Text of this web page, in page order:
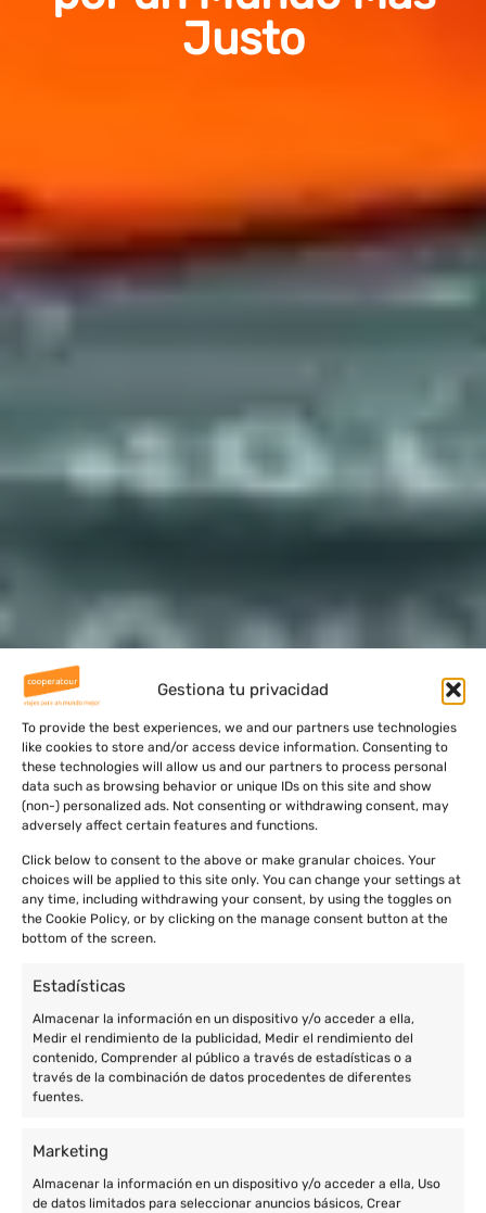
Gestiona tu privacidad
To provide the best experiences, we and our partners use technologies
like cookies to store and/or access device information. Consenting to
these technologies will allow us and our partners to process personal
data such as browsing behavior or unique IDs on this site and show
(non-) personalized ads. Not consenting or withdrawing consent, may
adversely affect certain features and functions.
Click below to consent to the above or make granular choices. Your
choices will be applied to this site only. You can change your settings at
any time, including withdrawing your consent, by using the toggles on
the Cookie Policy, or by clicking on the manage consent button at the
bottom of the screen.
Estadísticas
Almacenar la información en un dispositivo y/o acceder a ella,
Medir el rendimiento de la publicidad, Medir el rendimiento del
contenido, Comprender al público a través de estadísticas o a
través de la combinación de datos procedentes de diferentes
fuentes.
Marketing
Almacenar la información en un dispositivo y/o acceder a ella, Uso
de datos limitados para seleccionar anuncios básicos, Crear
Justo